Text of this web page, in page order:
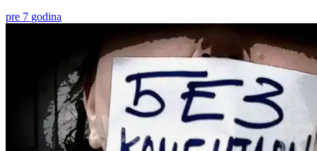
pre 7 godina